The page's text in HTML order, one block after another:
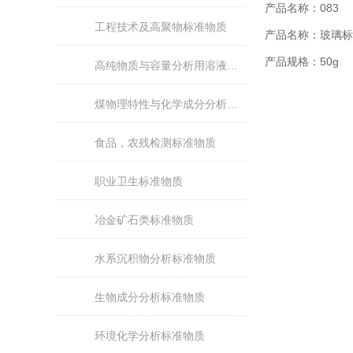
工程技术及高聚物标准物质
食品，农残检测标准物质
职业卫生标准物质
冶金矿石类标准物质
水系沉积物分析标准物质
生物成分分析标准物质
环境化学分析标准物质
产品名称：083
产品名称：玻璃
产品规格：50g